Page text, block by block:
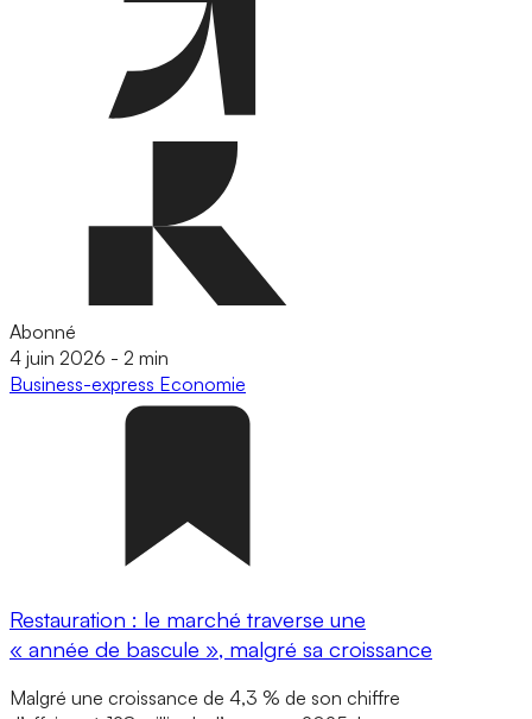
Abonné
4 juin 2026 - 2 min
Business-express Economie
Restauration : le marché traverse une
« année de bascule », malgré sa croissance
Malgré une croissance de 4,3 % de son chiffre